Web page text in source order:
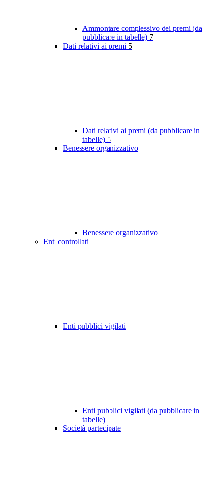
Ammontare complessivo dei premi (da
pubblicare in tabelle) 7
Dati relativi ai premi 5
Dati relativi ai premi (da pubblicare in
tabelle) 5
Benessere organizzativo
Benessere organizzativo
Enti controllati
Enti pubblici vigilati
Enti pubblici vigilati (da pubblicare in
tabelle)
Società partecipate